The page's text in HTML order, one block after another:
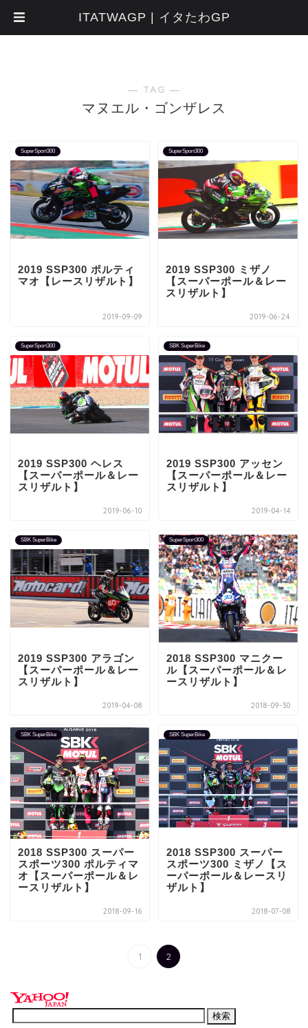
― TAG ―
マヌエル・ゴンザレス
SuperSport300
2019 SSP300 ポルティ
マオ【レースリザルト】
2019-09-09
SuperSport300
2019 SSP300 ミザノ
【スーパーポール＆レー
スリザルト】
2019-06-24
SuperSport300
2019 SSP300 ヘレス
【スーパーポール＆レー
スリザルト】
2019-06-10
SBK SuperBike
2019 SSP300 アッセン
【スーパーポール＆レー
スリザルト】
2019-04-14
SBK SuperBike
2019 SSP300 アラゴン
【スーパーポール＆レー
スリザルト】
2019-04-08
SuperSport300
2018 SSP300 マニクー
ル【スーパーポール＆レ
ースリザルト】
2018-09-30
SBK SuperBike
2018 SSP300 スーパー
スポーツ300 ポルティマ
オ【スーパーポール＆レ
ースリザルト】
2018-09-16
SBK SuperBike
2018 SSP300 スーパー
スポーツ300 ミザノ【ス
ーパーポール＆レースリ
ザルト】
2018-07-08
1 2
ITATWAGP | イタたわGP